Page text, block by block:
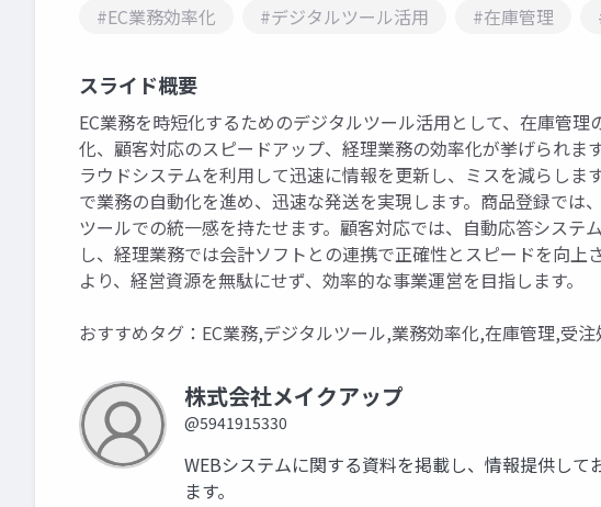
#EC業務効率化 #デジタルツール活用 #在庫管理
スライド概要
EC業務を時短化するためのデジタルツール活用として、在庫管
化、顧客対応のスピードアップ、経理業務の効率化が挙げられま
ラウドシステムを利用して迅速に情報を更新し、ミスを減らしま
で業務の自動化を進め、迅速な発送を実現します。商品登録では
ツールでの統一感を持たせます。顧客対応では、自動応答システ
し、経理業務では会計ソフトとの連携で正確性とスピードを向
より、経営資源を無駄にせず、効率的な事業運営を目指します。
おすすめタグ：EC業務,デジタルツール,業務効率化,在庫管理,受注
株式会社メイクアップ
@5941915330
WEBシステムに関する資料を掲載し、情報提供し
ます。